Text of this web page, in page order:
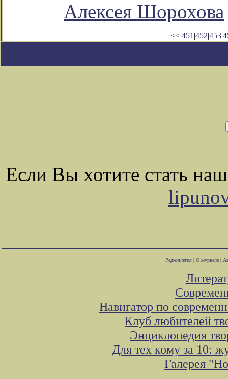
Алексея Шорохова
<< 451 |452|453|
Если Вы хотите стать
Редколлегия| О журнале|
Навигатор по
Клуб любителей
Энциклопедия
Для тех кому за 10:
Галерея